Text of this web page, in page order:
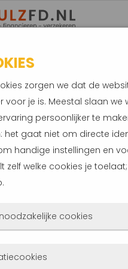
HET DAK:
is in de
Deze stijging van de
zorgen we dat de
voor je is. Meestal slaan we
persoonlijker te
het gaat niet om directe
handige instellingen en
zelf welke cookies je
cookies